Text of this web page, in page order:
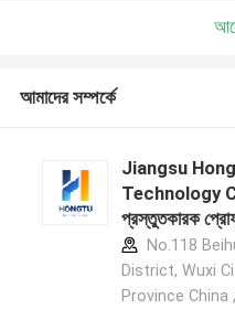
আমাদের সম্পর্কে
Jiangsu
Technology
প্রস্তুতকারক
No.118
District, Wuxi
Province China